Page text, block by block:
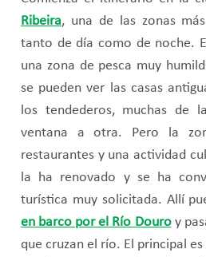
Ribeira, una de las zonas
tanto de día como de noche.
una zona de pesca muy
se pueden ver las casas
los tendederos, muchas de
ventana a otra. Pero la
restaurantes y una actividad
la ha renovado y se ha
turística muy solicitada. Allí
en barco por el Río Douro y
que cruzan el río. El principal